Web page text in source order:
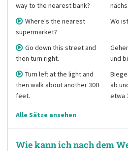
way to the nearest bank?
Where's the nearest
supermarket?
Wo
Go down this street and
then turn right.
und
Turn left at the light and
then walk about another 300
feet.
ab
etwa
Alle Sätze ansehen
Wie kann ich nach dem